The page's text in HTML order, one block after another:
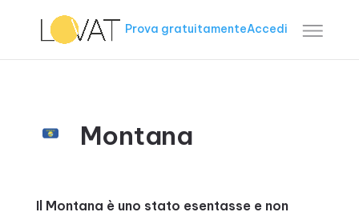
Prova gratuitamenteAccedi
Montana
Il Montana è uno stato esentasse e non